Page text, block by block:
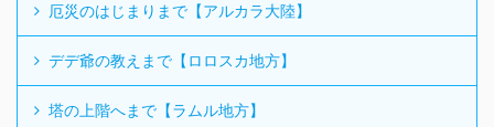
厄災のはじまりまで【アルカラ大陸】
デデ爺の教えまで【ロロスカ地方】
塔の上階へまで【ラムル地方】